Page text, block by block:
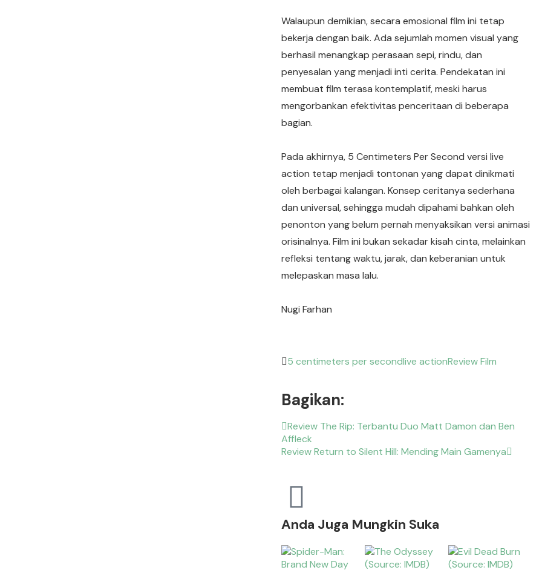
Walaupun demikian, secara emosional film ini tetap
bekerja dengan baik. Ada sejumlah momen visual yang
berhasil menangkap perasaan sepi, rindu, dan
penyesalan yang menjadi inti cerita. Pendekatan ini
membuat film terasa kontemplatif, meski harus
mengorbankan efektivitas penceritaan di beberapa
bagian.
Pada akhirnya, 5 Centimeters Per Second versi live
action tetap menjadi tontonan yang dapat dinikmati
oleh berbagai kalangan. Konsep ceritanya sederhana
dan universal, sehingga mudah dipahami bahkan oleh
penonton yang belum pernah menyaksikan versi animasi
orisinalnya. Film ini bukan sekadar kisah cinta, melainkan
refleksi tentang waktu, jarak, dan keberanian untuk
melepaskan masa lalu.
Nugi Farhan
5 centimeters per secondlive actionReview Film
Bagikan:
Review The Rip: Terbantu Duo Matt Damon dan Ben
Affleck
Review Return to Silent Hill: Mending Main Gamenya
Anda Juga Mungkin Suka